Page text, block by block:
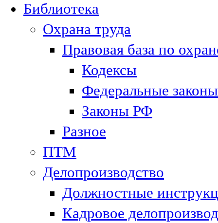
Библиотека
Охрана труда
Правовая база по
Кодексы
Федеральные законы
Законы РФ
Разное
ПТМ
Делопроизводство
Должностные
Кадровое